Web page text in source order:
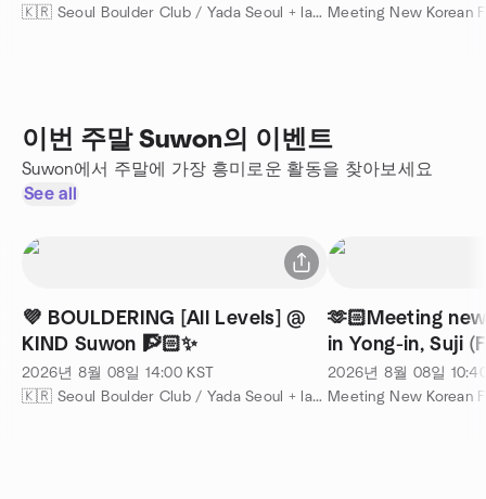
🇰🇷 Seoul Boulder Club / Yada Seoul + language exchange 주최
이번 주말 Suwon의 이벤트
Suwon에서 주말에 가장 흥미로운 활동을 찾아보세요
See all
💜 BOULDERING [All Levels] @
KIND Suwon 🧗🏻✨
2026년 8월 08일 14:00 KST
🇰🇷 Seoul Boulder Club / Yada Seoul + language exchange 주최
🫶🏻Meeting
in Yong-in, Suji
foreigners)
2026년 8월 08일